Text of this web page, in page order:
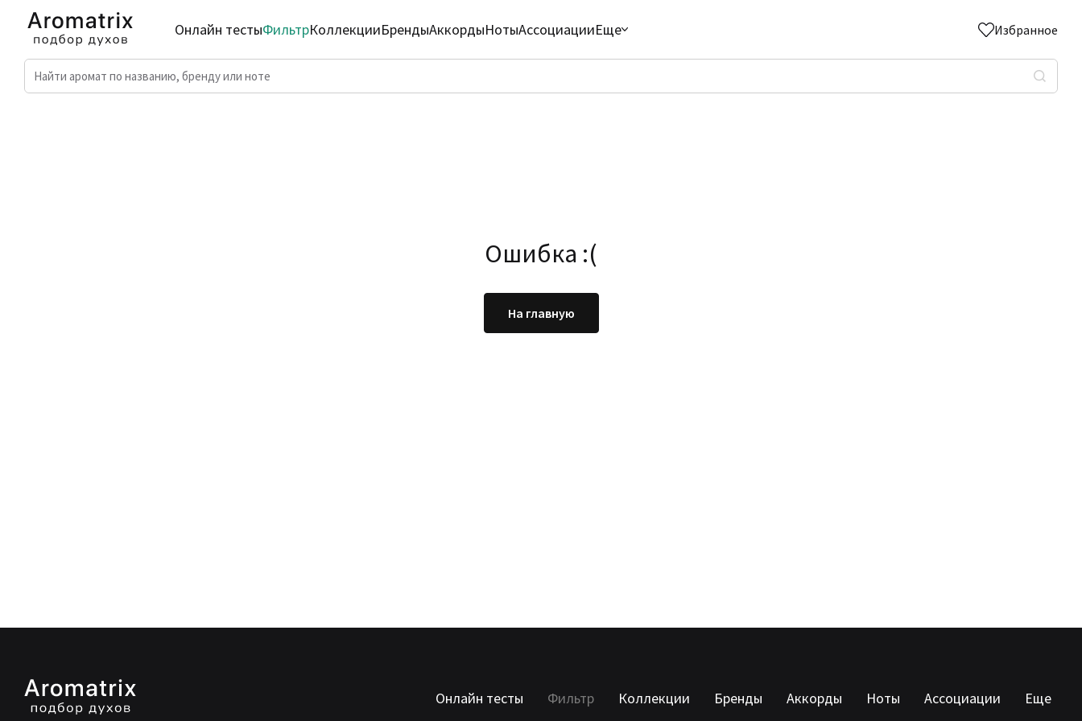
Онлайн тестыФильтрКоллекцииБрендыАккордыНотыАссоциацииЕще Избранное
Ошибка :(
На главную
Онлайн тесты Фильтр Коллекции Бренды Аккорды Ноты Ассоциации Еще